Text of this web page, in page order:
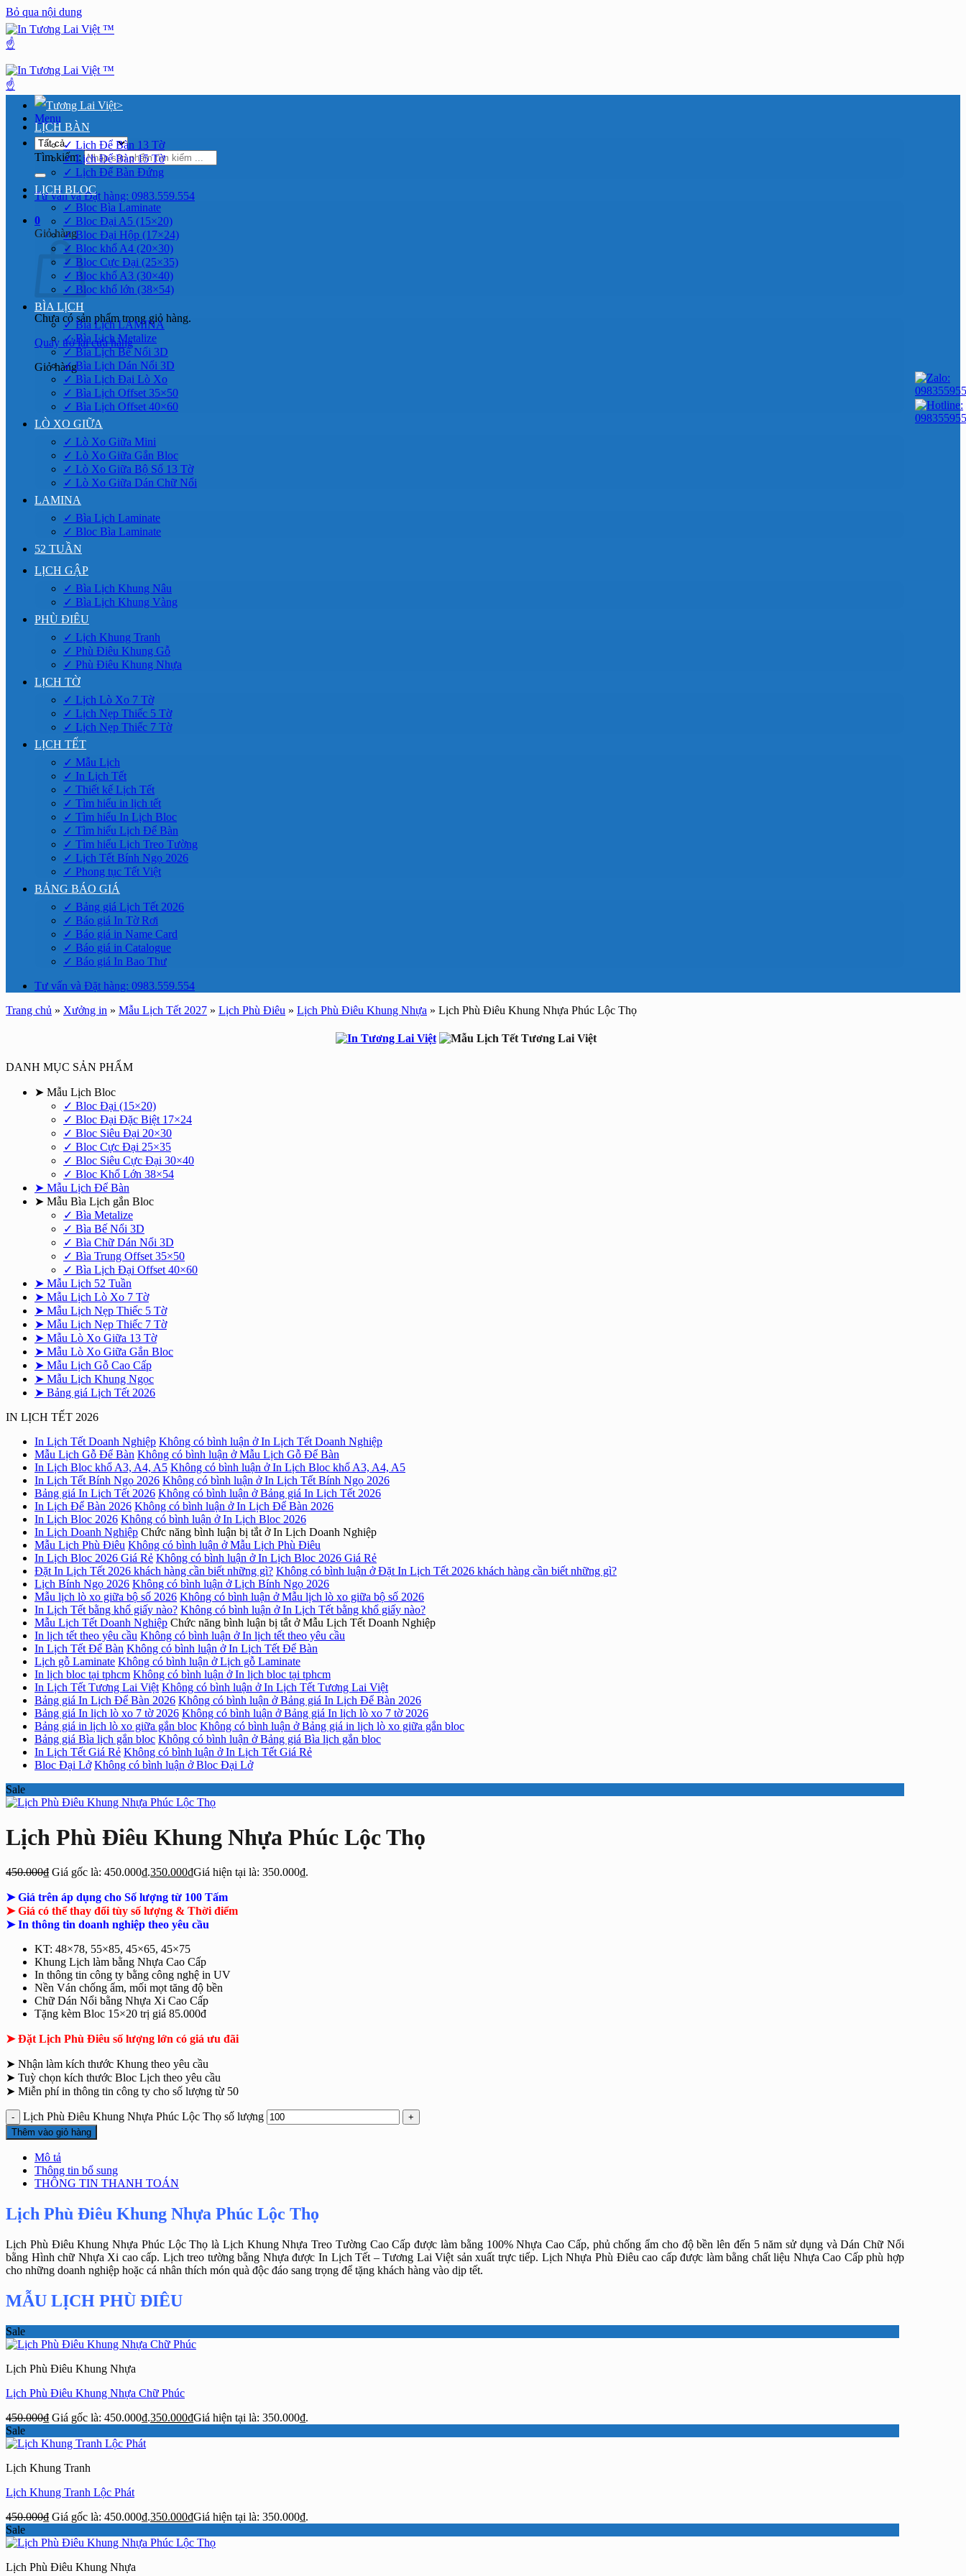
Bỏ qua nội dung
Menu
Tìm kiếm:
Tư vấn và Đặt hàng: 0983.559.554
0
Giỏ hàng
Chưa có sản phẩm trong giỏ hàng.
Quay trở lại cửa hàng
Giỏ hàng
>
LỊCH BÀN
✓ Lịch Để Bàn 13 Tờ
✓ Lịch Để Bàn 15 Tờ
✓ Lịch Để Bàn Đứng
LỊCH BLOC
✓ Bloc Bìa Laminate
✓ Bloc Đại A5 (15×20)
✓ Bloc Đại Hộp (17×24)
✓ Bloc khổ A4 (20×30)
✓ Bloc Cực Đại (25×35)
✓ Bloc khổ A3 (30×40)
✓ Bloc khổ lớn (38×54)
BÌA LỊCH
✓ Bìa Lịch LAMINA
✓ Bìa Lịch Metalize
✓ Bìa Lịch Bế Nổi 3D
✓ Bìa Lịch Dán Nổi 3D
✓ Bìa Lịch Đại Lò Xo
✓ Bìa Lịch Offset 35×50
✓ Bìa Lịch Offset 40×60
LÒ XO GIỮA
✓ Lò Xo Giữa Mini
✓ Lò Xo Giữa Gắn Bloc
✓ Lò Xo Giữa Bộ Số 13 Tờ
✓ Lò Xo Giữa Dán Chữ Nổi
LAMINA
✓ Bìa Lịch Laminate
✓ Bloc Bìa Laminate
52 TUẦN
LỊCH GẬP
✓ Bìa Lịch Khung Nâu
✓ Bìa Lịch Khung Vàng
PHÙ ĐIÊU
✓ Lịch Khung Tranh
✓ Phù Điêu Khung Gỗ
✓ Phù Điêu Khung Nhựa
LỊCH TỜ
✓ Lịch Lò Xo 7 Tờ
✓ Lịch Nẹp Thiếc 5 Tờ
✓ Lịch Nẹp Thiếc 7 Tờ
LỊCH TẾT
✓ Mẫu Lịch
✓ In Lịch Tết
✓ Thiết kế Lịch Tết
✓ Tìm hiểu in lịch tết
✓ Tìm hiểu In Lịch Bloc
✓ Tìm hiểu Lịch Để Bàn
✓ Tìm hiểu Lịch Treo Tường
✓ Lịch Tết Bính Ngọ 2026
✓ Phong tục Tết Việt
BẢNG BÁO GIÁ
✓ Bảng giá Lịch Tết 2026
✓ Báo giá In Tờ Rơi
✓ Báo giá in Name Card
✓ Báo giá in Catalogue
✓ Báo giá In Bao Thư
Tư vấn và Đặt hàng: 0983.559.554
Trang chủ » Xưởng in » Mẫu Lịch Tết 2027 » Lịch Phù Điêu » Lịch Phù Điêu Khung Nhựa » Lịch Phù Điêu Khung Nhựa Phúc Lộc Thọ
DANH MỤC SẢN PHẨM
➤ Mẫu Lịch Bloc
✓ Bloc Đại (15×20)
✓ Bloc Đại Đặc Biệt 17×24
✓ Bloc Siêu Đại 20×30
✓ Bloc Cực Đại 25×35
✓ Bloc Siêu Cực Đại 30×40
✓ Bloc Khổ Lớn 38×54
➤ Mẫu Lịch Để Bàn
➤ Mẫu Bìa Lịch gắn Bloc
✓ Bìa Metalize
✓ Bìa Bế Nổi 3D
✓ Bìa Chữ Dán Nổi 3D
✓ Bìa Trung Offset 35×50
✓ Bìa Lịch Đại Offset 40×60
➤ Mẫu Lịch 52 Tuần
➤ Mẫu Lịch Lò Xo 7 Tờ
➤ Mẫu Lịch Nẹp Thiếc 5 Tờ
➤ Mẫu Lịch Nẹp Thiếc 7 Tờ
➤ Mẫu Lò Xo Giữa 13 Tờ
➤ Mẫu Lò Xo Giữa Gắn Bloc
➤ Mẫu Lịch Gỗ Cao Cấp
➤ Mẫu Lịch Khung Ngọc
➤ Bảng giá Lịch Tết 2026
IN LỊCH TẾT 2026
In Lịch Tết Doanh Nghiệp Không có bình luận ở In Lịch Tết Doanh Nghiệp
Mẫu Lịch Gỗ Để Bàn Không có bình luận ở Mẫu Lịch Gỗ Để Bàn
In Lịch Bloc khổ A3, A4, A5 Không có bình luận ở In Lịch Bloc khổ A3, A4, A5
In Lịch Tết Bính Ngọ 2026 Không có bình luận ở In Lịch Tết Bính Ngọ 2026
Bảng giá In Lịch Tết 2026 Không có bình luận ở Bảng giá In Lịch Tết 2026
In Lịch Để Bàn 2026 Không có bình luận ở In Lịch Để Bàn 2026
In Lịch Bloc 2026 Không có bình luận ở In Lịch Bloc 2026
In Lịch Doanh Nghiệp Chức năng bình luận bị tắt ở In Lịch Doanh Nghiệp
Mẫu Lịch Phù Điêu Không có bình luận ở Mẫu Lịch Phù Điêu
In Lịch Bloc 2026 Giá Rẻ Không có bình luận ở In Lịch Bloc 2026 Giá Rẻ
Đặt In Lịch Tết 2026 khách hàng cần biết những gì? Không có bình luận ở Đặt In Lịch Tết 2026 khách hàng cần biết những gì?
Lịch Bính Ngọ 2026 Không có bình luận ở Lịch Bính Ngọ 2026
Mẫu lịch lò xo giữa bộ số 2026 Không có bình luận ở Mẫu lịch lò xo giữa bộ số 2026
In Lịch Tết bằng khổ giấy nào? Không có bình luận ở In Lịch Tết bằng khổ giấy nào?
Mẫu Lịch Tết Doanh Nghiệp Chức năng bình luận bị tắt ở Mẫu Lịch Tết Doanh Nghiệp
In lịch tết theo yêu cầu Không có bình luận ở In lịch tết theo yêu cầu
In Lịch Tết Để Bàn Không có bình luận ở In Lịch Tết Để Bàn
Lịch gỗ Laminate Không có bình luận ở Lịch gỗ Laminate
In lịch bloc tại tphcm Không có bình luận ở In lịch bloc tại tphcm
In Lịch Tết Tương Lai Việt Không có bình luận ở In Lịch Tết Tương Lai Việt
Bảng giá In Lịch Để Bàn 2026 Không có bình luận ở Bảng giá In Lịch Để Bàn 2026
Bảng giá In lịch lò xo 7 tờ 2026 Không có bình luận ở Bảng giá In lịch lò xo 7 tờ 2026
Bảng giá in lịch lò xo giữa gắn bloc Không có bình luận ở Bảng giá in lịch lò xo giữa gắn bloc
Bảng giá Bìa lịch gắn bloc Không có bình luận ở Bảng giá Bìa lịch gắn bloc
In Lịch Tết Giá Rẻ Không có bình luận ở In Lịch Tết Giá Rẻ
Bloc Đại Lở Không có bình luận ở Bloc Đại Lở
Sale
Lịch Phù Điêu Khung Nhựa Phúc Lộc Thọ
450.000₫ Giá gốc là: 450.000₫.350.000₫Giá hiện tại là: 350.000₫.
➤ Giá trên áp dụng cho Số lượng từ 100 Tấm
➤ Giá có thể thay đổi tùy số lượng & Thời điểm
➤ In thông tin doanh nghiệp theo yêu cầu
KT: 48×78, 55×85, 45×65, 45×75
Khung Lịch làm bằng Nhựa Cao Cấp
In thông tin công ty bằng công nghệ in UV
Nền Ván chống ẩm, mối mọt tăng độ bền
Chữ Dán Nổi bằng Nhựa Xi Cao Cấp
Tặng kèm Bloc 15×20 trị giá 85.000đ
➤ Đặt Lịch Phù Điêu số lượng lớn có giá ưu đãi
➤ Nhận làm kích thước Khung theo yêu cầu
➤ Tuỳ chọn kích thước Bloc Lịch theo yêu cầu
➤ Miễn phí in thông tin công ty cho số lượng từ 50
Lịch Phù Điêu Khung Nhựa Phúc Lộc Thọ số lượng
Thêm vào giỏ hàng
Mô tả
Thông tin bổ sung
THÔNG TIN THANH TOÁN
Lịch Phù Điêu Khung Nhựa Phúc Lộc Thọ
Lịch Phù Điêu Khung Nhựa Phúc Lộc Thọ là Lịch Khung Nhựa Treo Tường Cao Cấp được làm bằng 100% Nhựa Cao Cấp, phủ chống ẩm cho độ bền lên đến 5 năm sử dụng và Dán Chữ Nổi
bằng Hình chữ Nhựa Xi cao cấp. Lịch treo tường bằng Nhựa được In Lịch Tết – Tương Lai Việt sản xuất trực tiếp. Lịch Nhựa Phù Điêu cao cấp được làm bằng chất liệu Nhựa Cao Cấp phù hợp
cho những doanh nghiệp hoặc cá nhân thích món quà độc đáo sang trọng để tặng khách hàng vào dịp tết.
MẪU LỊCH PHÙ ĐIÊU
Sale
Lịch Phù Điêu Khung Nhựa
Lịch Phù Điêu Khung Nhựa Chữ Phúc
450.000₫ Giá gốc là: 450.000₫.350.000₫Giá hiện tại là: 350.000₫.
Sale
Lịch Khung Tranh
Lịch Khung Tranh Lộc Phát
450.000₫ Giá gốc là: 450.000₫.350.000₫Giá hiện tại là: 350.000₫.
Sale
Lịch Phù Điêu Khung Nhựa